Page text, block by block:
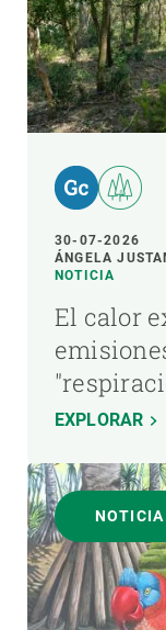
30-07-2026
ÁNGELA
NOTICIA
El calor
EXPLORAR
NOTICIA